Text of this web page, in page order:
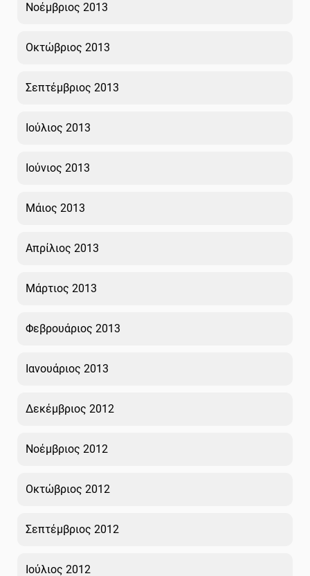
Νοέμβριος 2013
Οκτώβριος 2013
Σεπτέμβριος 2013
Ιούλιος 2013
Ιούνιος 2013
Μάιος 2013
Απρίλιος 2013
Μάρτιος 2013
Φεβρουάριος 2013
Ιανουάριος 2013
Δεκέμβριος 2012
Νοέμβριος 2012
Οκτώβριος 2012
Σεπτέμβριος 2012
Ιούλιος 2012